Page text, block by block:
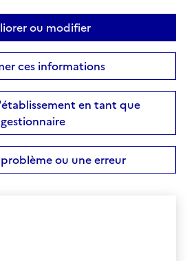
ou modifier
ces informations
en tant que
gestionnaire
ou une erreur